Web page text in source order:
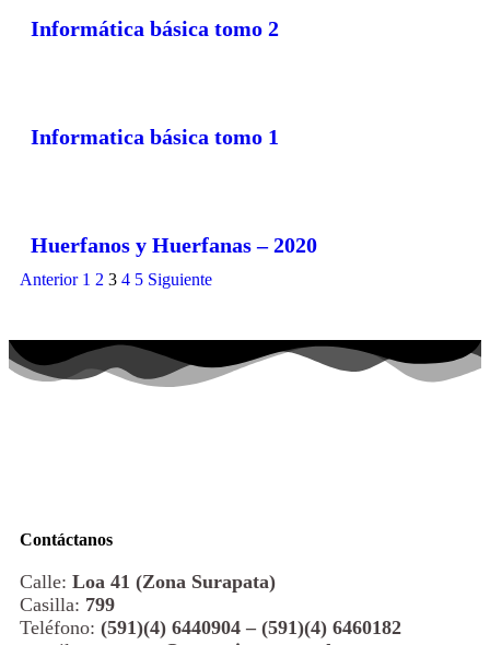
Informática básica tomo 2
Informatica básica tomo 1
Huerfanos y Huerfanas – 2020
Anterior 1 2 3 4 5 Siguiente
Contáctanos
Calle: Loa 41 (Zona Surapata)
Casilla: 799
Teléfono: (591)(4) 6440904 – (591)(4) 6460182